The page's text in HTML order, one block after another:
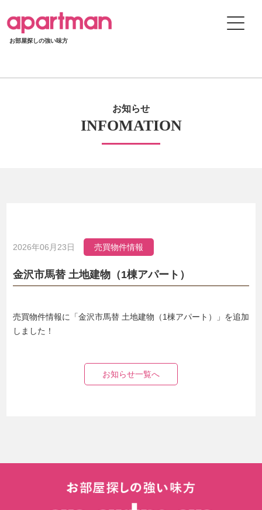
お部屋探しの強い味方
お知らせ
INFOMATION
2026年06月23日 売買物件情報
金沢市馬替 土地建物（1棟アパート）
売買物件情報に「金沢市馬替 土地建物（1棟アパート）」を追加
しました！
お知らせ一覧へ